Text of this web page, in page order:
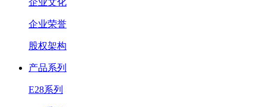
企业荣誉
股权架构
产品系列
E28系列